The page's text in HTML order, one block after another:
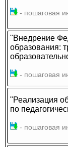
- пошаговая
"Внедрение
образования:
- пошаговая
"Реализация
по
- пошаговая